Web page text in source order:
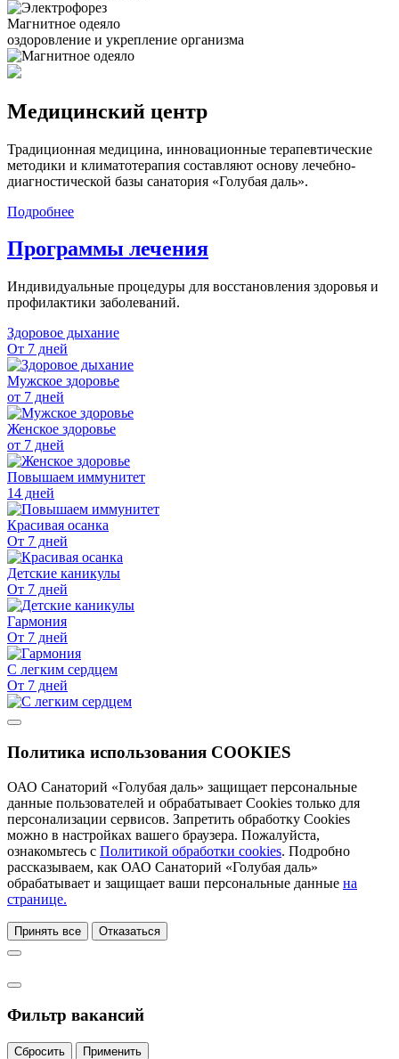
Магнитное одеяло
оздоровление и укрепление организма
Медицинский центр
Традиционная медицина, инновационные терапевтические
методики и климатотерапия составляют основу лечебно-
диагностической базы санатория «Голубая даль».
Подробнее
Программы лечения
Индивидуальные процедуры для восстановления здоровья и
профилактики заболеваний.
Здоровое дыхание
От 7 дней
Мужское здоровье
от 7 дней
Женское здоровье
от 7 дней
Повышаем иммунитет
14 дней
Красивая осанка
От 7 дней
Детские каникулы
От 7 дней
Гармония
От 7 дней
С легким сердцем
От 7 дней
Политика использования COOKIES
ОАО Санаторий «Голубая даль» защищает персональные
данные пользователей и обрабатывает Cookies только для
персонализации сервисов. Запретить обработку Cookies
можно в настройках вашего браузера. Пожалуйста,
ознакомьтесь с Политикой обработки cookies. Подробно
рассказываем, как ОАО Санаторий «Голубая даль»
обрабатывает и защищает ваши персональные данные на
странице.
Принять все Отказаться
Фильтр вакансий
Сбросить Применить